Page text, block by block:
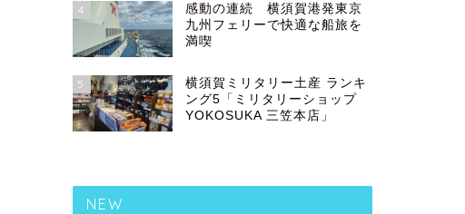
4
感動の連続 横須賀港発東京
九州フェリーで快適な船旅を
満喫
5
横須賀ミリタリー土産 ランキ
ング5「ミリタリーショップ
YOKOSUKA 三笠本店」
NEW